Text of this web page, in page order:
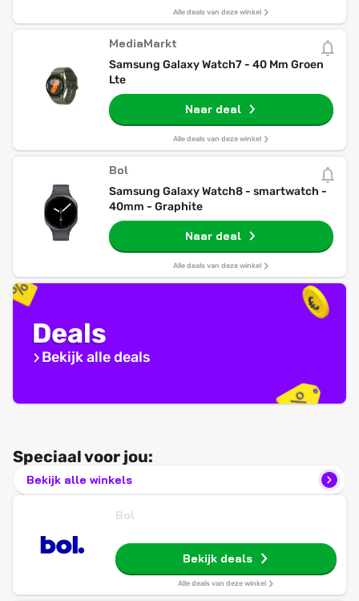
Alle deals van deze winkel
MediaMarkt
Samsung Galaxy Watch7 - 40 Mm Groen
Lte
Naar deal
Alle deals van deze winkel
Bol
Samsung Galaxy Watch8 - smartwatch -
40mm - Graphite
Naar deal
Alle deals van deze winkel
Deals
Bekijk alle deals
Speciaal voor jou:
Bekijk alle winkels
Bol
Bekijk deals
Alle deals van deze winkel